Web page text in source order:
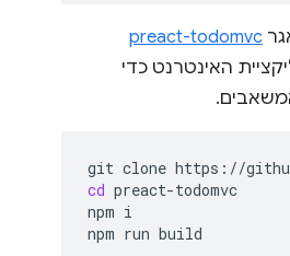
preact-todomvc
האינטרנט כדי
git clone
cd preact-todomvc
npm i
npm run